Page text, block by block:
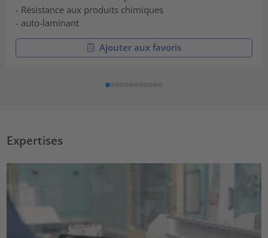
- Résistance aux produits chimiques
- auto-laminant
Ajouter aux favoris
Expertises